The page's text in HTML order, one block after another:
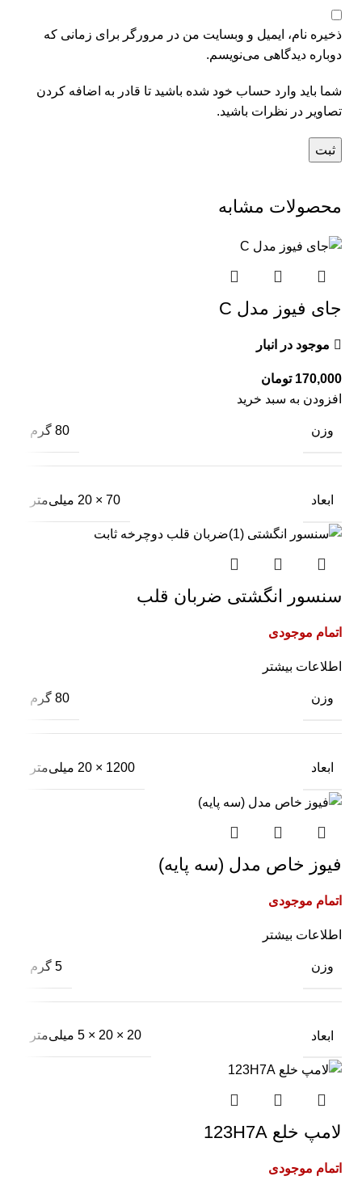
ذخیره نام، ایمیل و وبسایت من در مرورگر برای زمانی که
دوباره دیدگاهی می‌نویسم.
شما باید وارد حساب خود شده باشید تا قادر به اضافه کردن
تصاویر در نظرات باشید.
محصولات مشابه
جای فیوز مدل C
موجود در انبار
تومان
افزودن به سبد خرید
وزن 80 گرم
ابعاد 70 × 20 میلی‌متر
سنسور انگشتی ضربان قلب
اتمام موجودی
اطلاعات بیشتر
وزن 80 گرم
ابعاد 1200 × 20 میلی‌متر
فیوز خاص مدل (سه پایه)
اتمام موجودی
اطلاعات بیشتر
وزن 5 گرم
ابعاد 20 × 20 × 5 میلی‌متر
لامپ خلع 123H7A
اتمام موجودی